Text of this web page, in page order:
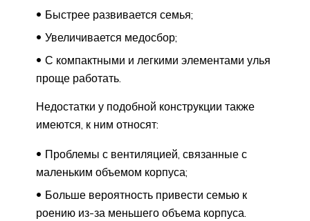
Быстрее развивается семья;
Увеличивается медосбор;
С компактными и легкими элементами улья
проще работать.
Недостатки у подобной конструкции также
имеются, к ним относят:
Проблемы с вентиляцией, связанные с
маленьким объемом корпуса;
Больше вероятность привести семью к
роению из-за меньшего объема корпуса.